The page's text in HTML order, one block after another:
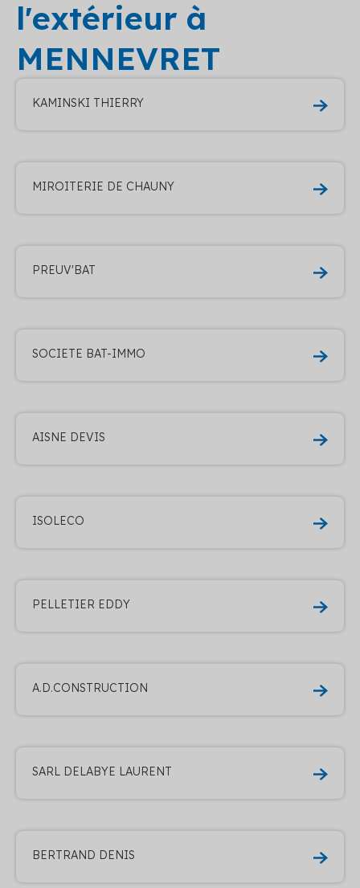
l'extérieur à
MENNEVRET
KAMINSKI THIERRY
MIROITERIE DE CHAUNY
PREUV'BAT
SOCIETE BAT-IMMO
AISNE DEVIS
ISOLECO
PELLETIER EDDY
A.D.CONSTRUCTION
SARL DELABYE LAURENT
BERTRAND DENIS